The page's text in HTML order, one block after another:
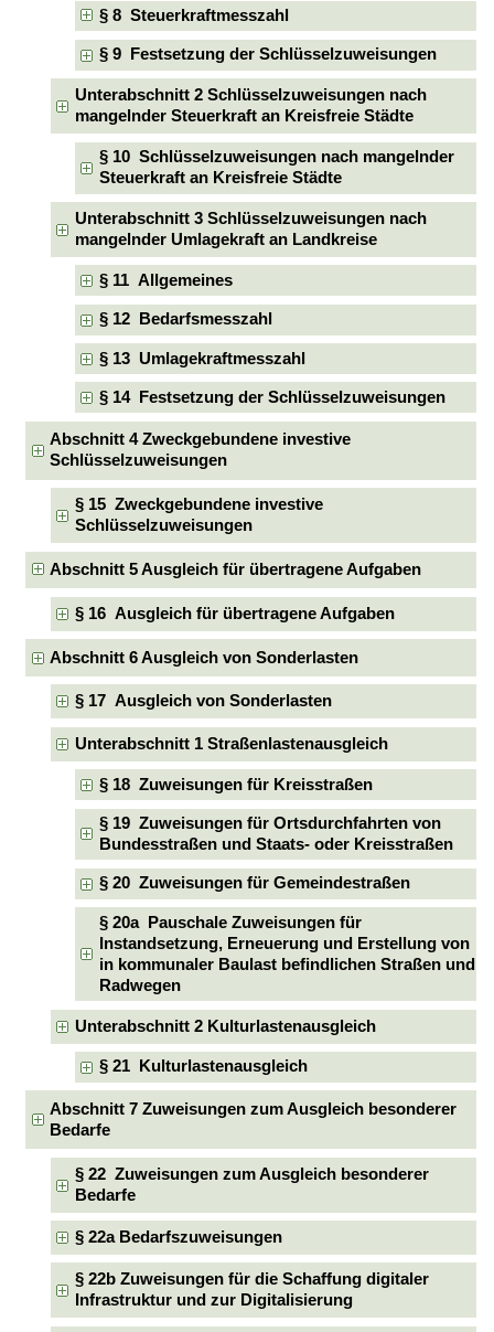
§ 8 Steuerkraftmesszahl
§ 9 Festsetzung der Schlüsselzuweisungen
Unterabschnitt 2 Schlüsselzuweisungen nach
mangelnder Steuerkraft an Kreisfreie Städte
§ 10 Schlüsselzuweisungen nach mangelnder
Steuerkraft an Kreisfreie Städte
Unterabschnitt 3 Schlüsselzuweisungen nach
mangelnder Umlagekraft an Landkreise
§ 11 Allgemeines
§ 12 Bedarfsmesszahl
§ 13 Umlagekraftmesszahl
§ 14 Festsetzung der Schlüsselzuweisungen
Abschnitt 4 Zweckgebundene investive
Schlüsselzuweisungen
§ 15 Zweckgebundene investive
Schlüsselzuweisungen
Abschnitt 5 Ausgleich für übertragene Aufgaben
§ 16 Ausgleich für übertragene Aufgaben
Abschnitt 6 Ausgleich von Sonderlasten
§ 17 Ausgleich von Sonderlasten
Unterabschnitt 1 Straßenlastenausgleich
§ 18 Zuweisungen für Kreisstraßen
§ 19 Zuweisungen für Ortsdurchfahrten von
Bundesstraßen und Staats- oder Kreisstraßen
§ 20 Zuweisungen für Gemeindestraßen
§ 20a Pauschale Zuweisungen für
Instandsetzung, Erneuerung und Erstellung von
in kommunaler Baulast befindlichen Straßen und
Radwegen
Unterabschnitt 2 Kulturlastenausgleich
§ 21 Kulturlastenausgleich
Abschnitt 7 Zuweisungen zum Ausgleich besonderer
Bedarfe
§ 22 Zuweisungen zum Ausgleich besonderer
Bedarfe
§ 22a Bedarfszuweisungen
§ 22b Zuweisungen für die Schaffung digitaler
Infrastruktur und zur Digitalisierung